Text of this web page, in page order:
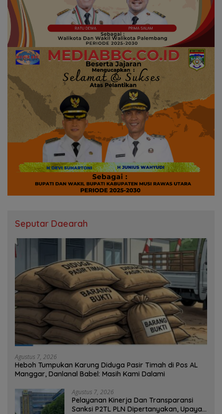
Seputar Daearah
Agustus 7, 2026
Heboh Tumpukan Karung Diduga Pasir Timah di Pos AL
Manggar, Danlanal Babel: Masih Kami Dalami
Agustus 7, 2026
Pelayanan Kinerja Dan Transparansi
Sanksi P2TL PLN Dipertanyakan, Upaya